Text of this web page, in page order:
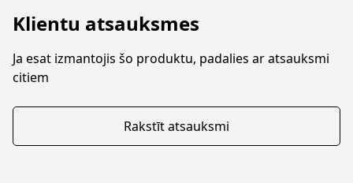
Klientu atsauksmes
Ja esat izmantojis šo produktu, padalies ar atsauksmi
citiem
Rakstīt atsauksmi